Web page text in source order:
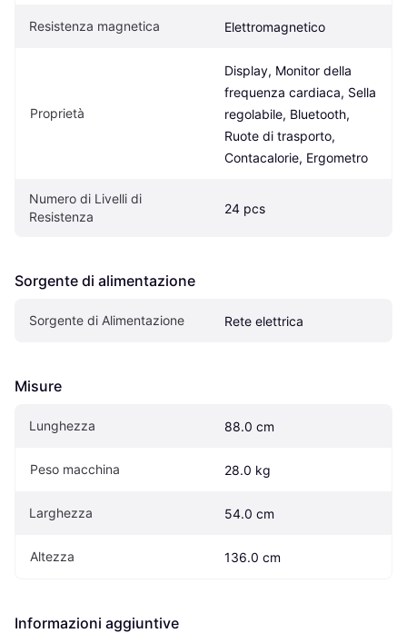
Resistenza magnetica Elettromagnetico
Proprietà
Display, Monitor della
frequenza cardiaca, Sella
regolabile, Bluetooth,
Ruote di trasporto,
Contacalorie, Ergometro
Numero di Livelli di
Resistenza
24 pcs
Sorgente di alimentazione
Sorgente di Alimentazione Rete elettrica
Misure
Lunghezza 88.0 cm
Peso macchina 28.0 kg
Larghezza 54.0 cm
Altezza 136.0 cm
Informazioni aggiuntive